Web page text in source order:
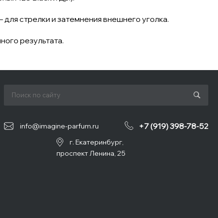
стрелки и затемнения внешнего уголка.
результата.
info@imagine-parfum.ru +7 (919) 398-78-52
г. Екатеринбург,
проспект Ленина, 25